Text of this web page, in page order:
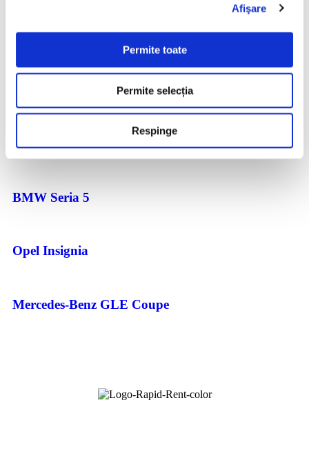
Afişare
Permite toate
Permite selecția
Respinge
Rezerva acum o masina! Vezi aici
masini similare!
BMW Seria 5
Opel Insignia
Mercedes-Benz GLE Coupe